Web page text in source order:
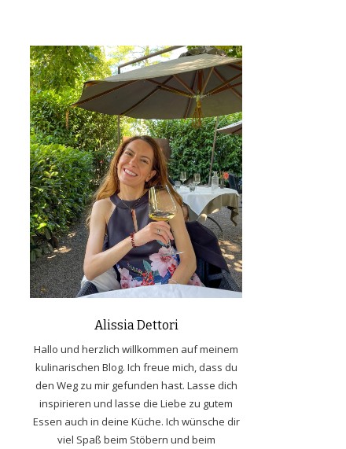
Alissia Dettori
Hallo und herzlich willkommen auf meinem
kulinarischen Blog. Ich freue mich, dass du
den Weg zu mir gefunden hast. Lasse dich
inspirieren und lasse die Liebe zu gutem
Essen auch in deine Küche. Ich wünsche dir
viel Spaß beim Stöbern und beim